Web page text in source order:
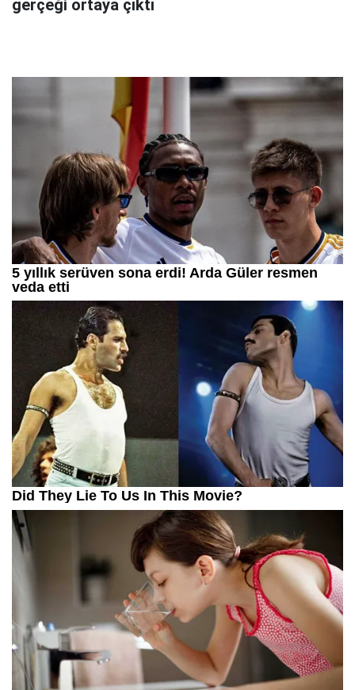
gerçeği ortaya çıktı